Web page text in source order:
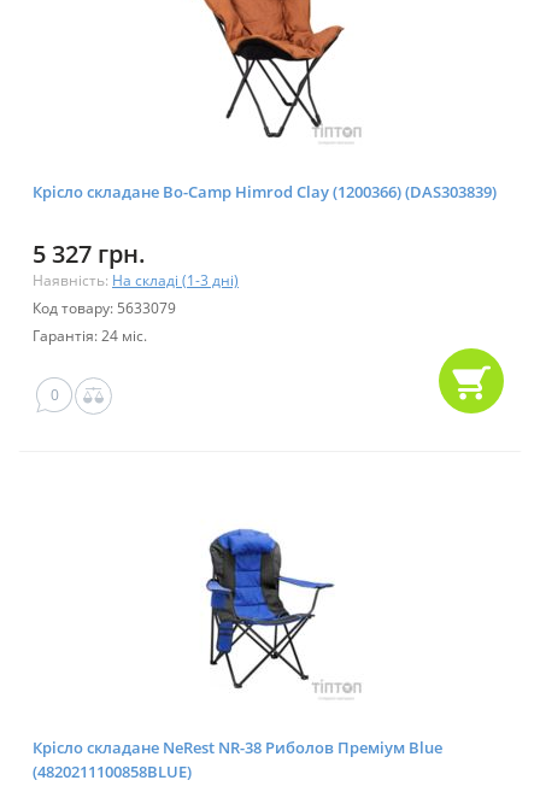
Крісло складане Bo-Camp Himrod Clay (1200366) (DAS303839)
5 327 грн.
Наявність: На складі (1-3 дні)
Код товару: 5633079
Гарантія: 24 міс.
0
Крісло складане NeRest NR-38 Риболов Преміум Blue
(4820211100858BLUE)